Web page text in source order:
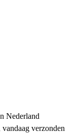
Nederland
verzonden